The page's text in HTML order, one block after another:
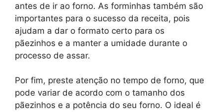
antes de ir ao forno. As forminhas também são
importantes para o sucesso da receita, pois
ajudam a dar o formato certo para os
pãezinhos e a manter a umidade durante o
processo de assar.
Por fim, preste atenção no tempo de forno, que
pode variar de acordo com o tamanho dos
pãezinhos e a potência do seu forno. O ideal é